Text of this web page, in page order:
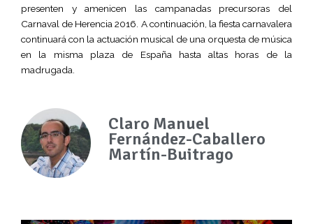
presenten y amenicen las campanadas precursoras del
Carnaval de Herencia 2016. A continuación, la fiesta carnavalera
continuará con la actuación musical de una orquesta de música
en la misma plaza de España hasta altas horas de la
madrugada.
Claro Manuel
Fernández-Caballero
Martín-Buitrago